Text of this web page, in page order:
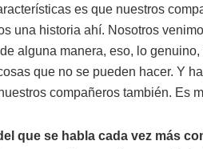
es que nuestros
una historia ahí. Nosotros
alguna manera, eso, lo
que no se pueden hacer. Y
compañeros también. Es
que se habla cada vez más